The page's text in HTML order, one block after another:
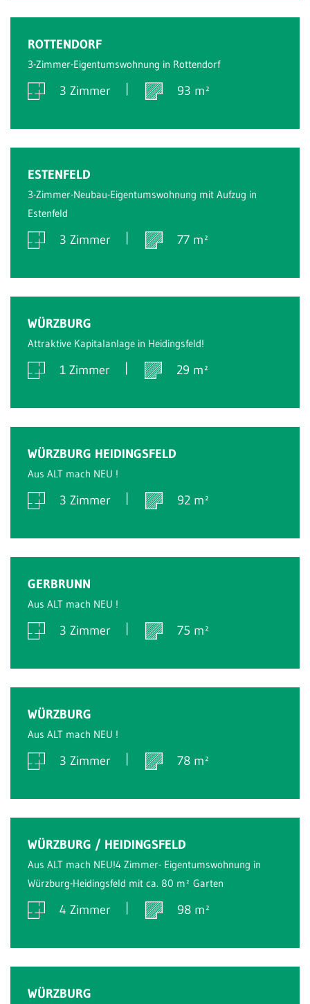
ROTTENDORF
3-Zimmer-Eigentumswohnung in Rottendorf
3 Zimmer 93 m²
ESTENFELD
3-Zimmer-Neubau-Eigentumswohnung mit Aufzug in
Estenfeld
3 Zimmer 77 m²
WÜRZBURG
Attraktive Kapitalanlage in Heidingsfeld!
1 Zimmer 29 m²
WÜRZBURG HEIDINGSFELD
Aus ALT mach NEU !
3 Zimmer 92 m²
GERBRUNN
Aus ALT mach NEU !
3 Zimmer 75 m²
WÜRZBURG
Aus ALT mach NEU !
3 Zimmer 78 m²
WÜRZBURG / HEIDINGSFELD
Aus ALT mach NEU!4 Zimmer- Eigentumswohnung in
Würzburg-Heidingsfeld mit ca. 80 m² Garten
4 Zimmer 98 m²
WÜRZBURG